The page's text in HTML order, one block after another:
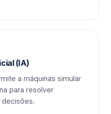
(IA)
a máquinas simular
para resolver
decisões.